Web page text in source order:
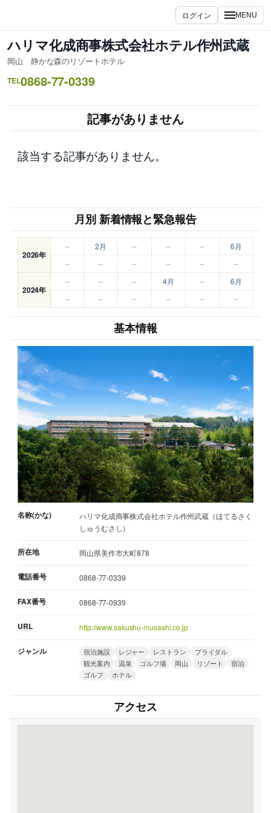
ス
キ
ッ
ログイン MENU
ハリマ化成商事株式会社ホテル作州武蔵
岡山 静かな森のリゾートホテル
TEL0868-77-0339
記事がありません
該当する記事がありません。
月別 新着情報と緊急報告
2026年
– 2月 – – –
6月
–
– – – – –
2024年
– – – 4月 –
6月
–
– – – – –
基本情報
名称(かな)
ハリマ化成商事株式会社ホテル作州武蔵（ほてるさく
しゅうむさし）
所在地 岡山県美作市大町878
電話番号 0868-77-0339
FAX番号 0868-77-0939
URL http://www.sakushu-musashi.co.jp
ジャンル 宿泊施設 レジャー レストラン
ブライダル
観光案内
温泉 ゴルフ場 岡山 リゾート
宿泊
ゴルフ
ホテル
アクセス